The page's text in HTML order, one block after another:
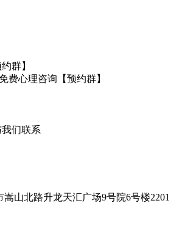
免费心理咨询【预约群】
们联系
嵩山北路升龙天汇广场9号院6号楼2201